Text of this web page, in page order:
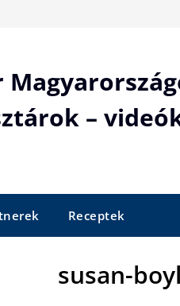
–
Receptek
susan-